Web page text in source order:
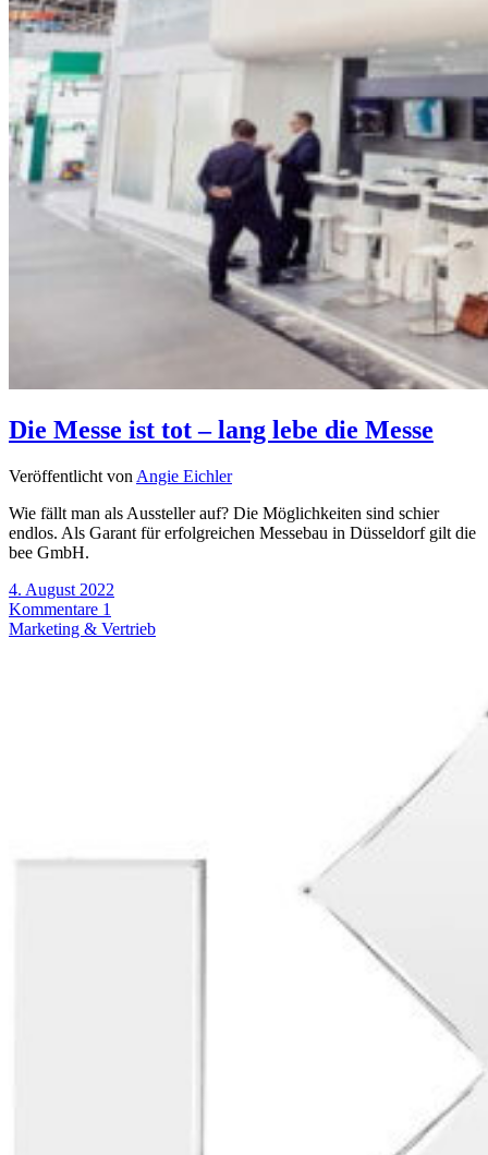
Die Messe ist tot – lang lebe die Messe
Veröffentlicht von Angie Eichler
Wie fällt man als Aussteller auf? Die Möglichkeiten sind schier
endlos. Als Garant für erfolgreichen Messebau in Düsseldorf gilt die
bee GmbH.
4. August 2022
Kommentare 1
Marketing & Vertrieb